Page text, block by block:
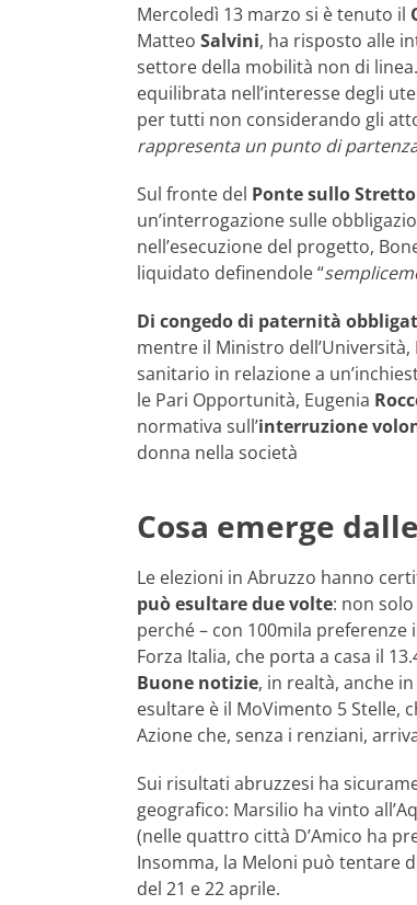
Mercoledì 13 marzo si è tenuto il
Matteo Salvini, ha risposto alle
settore della mobilità non di
equilibrata nell’interesse degli
per tutti non considerando gli
rappresenta un punto di
Sul fronte del Ponte sullo
un’interrogazione sulle
nell’esecuzione del progetto,
liquidato definendole “
Di congedo di paternità
mentre il Ministro
sanitario in relazione a
le Pari Opportunità, Eugenia
normativa sull’interruzione
donna nella società
Cosa emerge
Le elezioni in Abruzzo hanno
può esultare due volte: non
perché – con 100mila
Forza Italia, che porta a casa il
Buone notizie, in realtà, anche
esultare è il MoVimento 5 Stelle,
Azione che, senza i renziani,
Sui risultati abruzzesi ha
geografico: Marsilio ha vinto
(nelle quattro città D’Amico ha
Insomma, la Meloni può tentare
del 21 e 22 aprile.